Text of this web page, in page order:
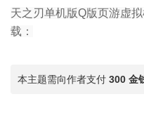
天之刃单机版Q版页游虚
载：
本主题需向作者支付 300 金